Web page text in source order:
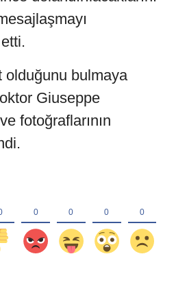
etti.
olduğunu bulmaya
Giuseppe
fotoğraflarının